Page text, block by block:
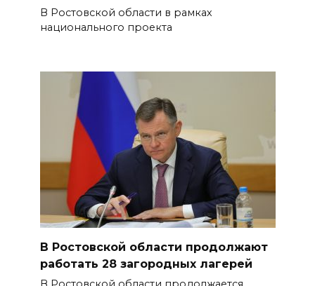
В Ростовской области в рамках
национального проекта
В Ростовской области продолжают
работать 28 загородных лагерей